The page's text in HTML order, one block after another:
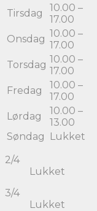
Tirsdag
10.00 –
17.00
Onsdag 10.00 –
17.00
Torsdag 10.00 –
17.00
Fredag
10.00 –
17.00
Lørdag
10.00 –
13.00
Søndag
Lukket
2/4
Lukket
3/4
Lukket